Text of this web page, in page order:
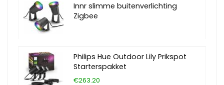
Innr slimme buitenverlichting
Zigbee
Philips Hue Outdoor Lily Prikspot
Starterspakket
€263.20